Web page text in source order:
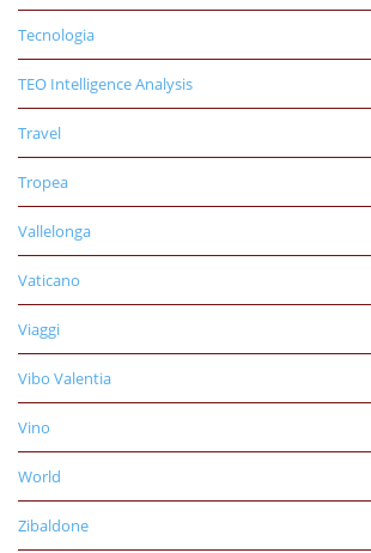
Tecnologia
TEO Intelligence Analysis
Travel
Tropea
Vallelonga
Vaticano
Viaggi
Vibo Valentia
Vino
World
Zibaldone